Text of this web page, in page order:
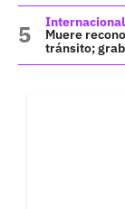
Internacional
Muere
tránsito;